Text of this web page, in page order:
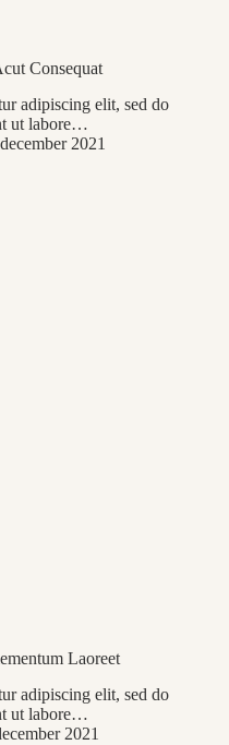
Consequat
adipiscing elit, sed do
ut labore…
2021
Laoreet
adipiscing elit, sed do
ut labore…
2021